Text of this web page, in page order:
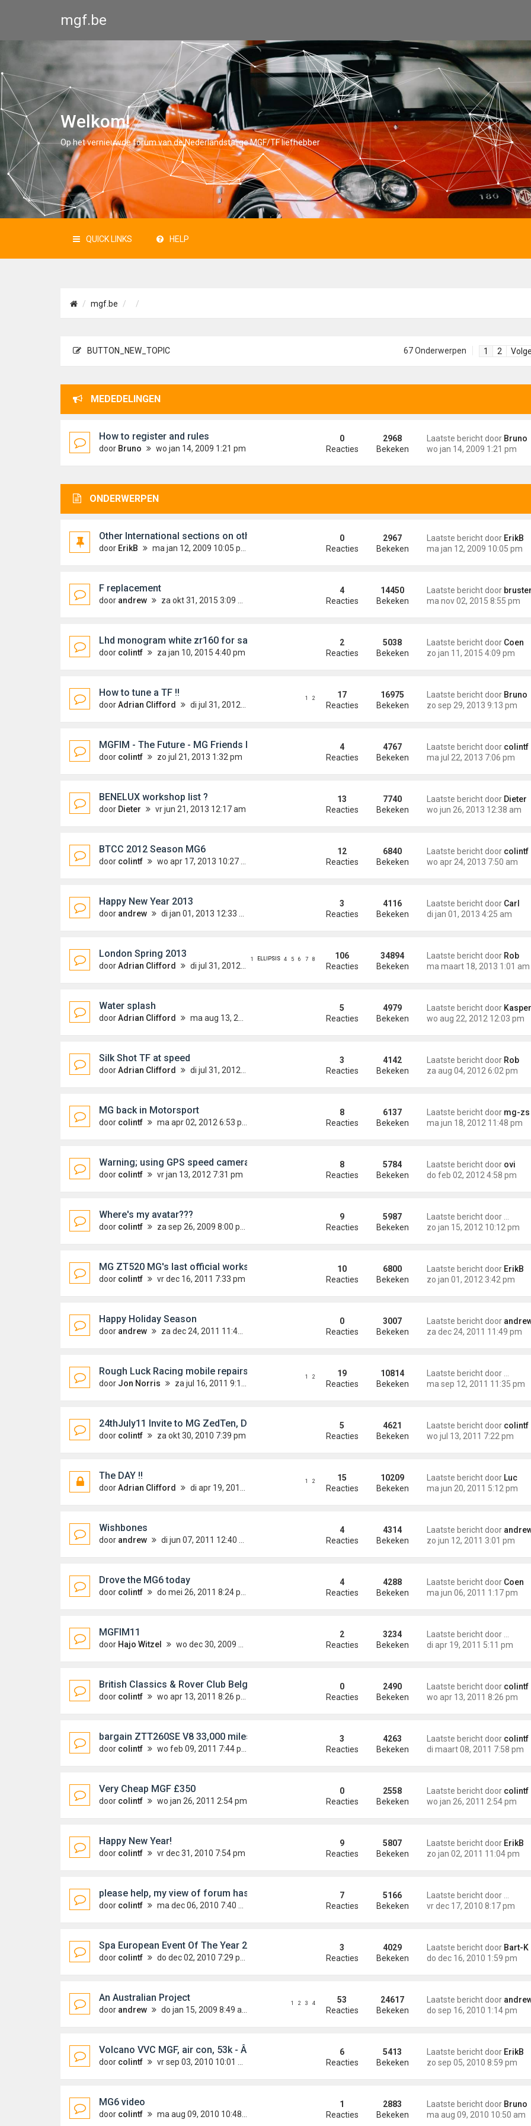
mgf.be
Welkom!
Op het vernieuwde forum van de Nederlandstalige MGF/TF liefhebber
QUICK LINKS HELP
mgf.be
BUTTON_NEW_TOPIC 67 Onderwerpen 1 2
MEDEDELINGEN
How to register and rules
door Bruno wo jan 14, 2009 1:21 pm
Laatste bericht door Bruno
wo jan 14, 2009 1:21 pm
0
Reacties
2968
Bekeken
ONDERWERPEN
Other International sections on other MG forums
door ErikB ma jan 12, 2009 10:05 pm
Laatste bericht door ErikB
ma jan 12, 2009 10:05 pm
0
Reacties
2967
Bekeken
F replacement
door andrew za okt 31, 2015 3:09 am
Laatste bericht door
ma nov 02, 2015 8:55 pm
4
Reacties
14450
Bekeken
Lhd monogram white zr160 for sale
door colintf za jan 10, 2015 4:40 pm
Laatste bericht door Coen
zo jan 11, 2015 4:09 pm
2
Reacties
5038
Bekeken
How to tune a TF !!
doorAdrian Clifford di jul 31, 2012 8:19 pm
Laatste bericht door Bruno
zo sep 29, 2013 9:13 pm
17
Reacties
16975
Bekeken
1 2
MGFIM - The Future - MG Friends In Motion
door colintf zo jul 21, 2013 1:32 pm
Laatste bericht door colintf
ma jul 22, 2013 7:06 pm
4
Reacties
4767
Bekeken
BENELUX workshop list ?
door Dieter vr jun 21, 2013 12:17 am
Laatste bericht door Dieter
wo jun 26, 2013 12:38 am
13
Reacties
7740
Bekeken
BTCC 2012 Season MG6
door colintf wo apr 17, 2013 10:27 am
Laatste bericht door colintf
wo apr 24, 2013 7:50 am
12
Reacties
6840
Bekeken
Happy New Year 2013
door andrew di jan 01, 2013 12:33 am
Laatste bericht door Carl
di jan 01, 2013 4:25 am
3
Reacties
4116
Bekeken
London Spring 2013
doorAdrian Clifford di jul 31, 2012 7:50 pm
Laatste bericht door Rob
ma maart 18, 2013 1:01 am
106
Reacties
34894
Bekeken
1 ELLIPSIS 4 5 6 7 8
Water splash
doorAdrian Clifford ma aug 13, 2012 10:47 pm
Laatste bericht door Kasper
wo aug 22, 2012 12:03 pm
5
Reacties
4979
Bekeken
Silk Shot TF at speed
doorAdrian Clifford di jul 31, 2012 9:31 pm
Laatste bericht door Rob
za aug 04, 2012 6:02 pm
3
Reacties
4142
Bekeken
MG back in Motorsport
door colintf ma apr 02, 2012 6:53 pm
Laatste bericht door mg-zs
ma jun 18, 2012 11:48 pm
8
Reacties
6137
Bekeken
Warning; using GPS speed camera locations in France =illegal
door colintf vr jan 13, 2012 7:31 pm
Laatste bericht door ovi
do feb 02, 2012 4:58 pm
8
Reacties
5784
Bekeken
Where's my avatar???
door colintf za sep 26, 2009 8:00 pm
zo jan 15, 2012 10:12 pm
9
Reacties
5987
Bekeken
MG ZT520 MG's last official works car to be auctioned 14/1/1
door colintf vr dec 16, 2011 7:33 pm
Laatste bericht door ErikB
zo jan 01, 2012 3:42 pm
10
Reacties
6800
Bekeken
Happy Holiday Season
door andrew za dec 24, 2011 11:49 pm
Laatste bericht door
za dec 24, 2011 11:49 pm
0
Reacties
3007
Bekeken
Rough Luck Racing mobile repairs
door Jon Norris za jul 16, 2011 9:19 pm
ma sep 12, 2011 11:35 pm
19
Reacties
10814
Bekeken
1 2
24thJuly11 Invite to MG ZedTen, Duxford Imperial War Museum,
door colintf za okt 30, 2010 7:39 pm
Laatste bericht door colintf
wo jul 13, 2011 7:22 pm
5
Reacties
4621
Bekeken
The DAY !!
doorAdrian Clifford di apr 19, 2011 5:18 pm
Laatste bericht door Luc
ma jun 20, 2011 5:12 pm
15
Reacties
10209
Bekeken
1 2
Wishbones
door andrew di jun 07, 2011 12:40 pm
Laatste bericht door
zo jun 12, 2011 3:01 pm
4
Reacties
4314
Bekeken
Drove the MG6 today
door colintf do mei 26, 2011 8:24 pm
Laatste bericht door Coen
ma jun 06, 2011 1:17 pm
4
Reacties
4288
Bekeken
MGFIM11
door Hajo Witzel wo dec 30, 2009 3:42 pm
di apr 19, 2011 5:11 pm
2
Reacties
3234
Bekeken
British Classics & Rover Club Belgium
door colintf wo apr 13, 2011 8:26 pm
Laatste bericht door colintf
wo apr 13, 2011 8:26 pm
0
Reacties
2490
Bekeken
bargain ZTT260SE V8 33,000 miles just £4295
door colintf wo feb 09, 2011 7:44 pm
Laatste bericht door colintf
di maart 08, 2011 7:58 pm
3
Reacties
4263
Bekeken
Very Cheap MGF £350
door colintf wo jan 26, 2011 2:54 pm
Laatste bericht door colintf
wo jan 26, 2011 2:54 pm
0
Reacties
2558
Bekeken
Happy New Year!
door colintf vr dec 31, 2010 7:54 pm
Laatste bericht door ErikB
zo jan 02, 2011 11:04 pm
9
Reacties
5807
Bekeken
please help, my view of forum has all changed
door colintf ma dec 06, 2010 7:40 pm
vr dec 17, 2010 8:17 pm
7
Reacties
5166
Bekeken
Spa European Event Of The Year 2011
door colintf do dec 02, 2010 7:29 pm
Laatste bericht door Bart-K
do dec 16, 2010 1:59 pm
3
Reacties
4029
Bekeken
An Australian Project
door andrew do jan 15, 2009 8:49 am
Laatste bericht door
do sep 16, 2010 1:14 pm
53
Reacties
24617
Bekeken
1 2 3 4
Volcano VVC MGF, air con, 53k - Â£795 ono
door colintf vr sep 03, 2010 10:01 pm
Laatste bericht door ErikB
zo sep 05, 2010 8:59 pm
6
Reacties
5413
Bekeken
MG6 video
door colintf ma aug 09, 2010 10:48 am
Laatste bericht door Bruno
ma aug 09, 2010 10:50 am
1
Reacties
2883
Bekeken